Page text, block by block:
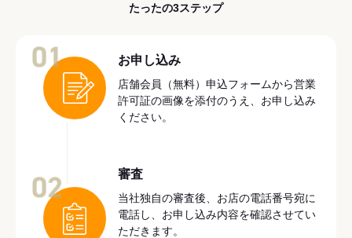
たったの3ステップ
お申し込み
店舗会員（無料）申込フォームから営業
許可証の画像を添付のうえ、お申し込み
ください。
審査
当社独自の審査後、お店の電話番号宛に
電話し、お申し込み内容を確認させてい
ただきます。